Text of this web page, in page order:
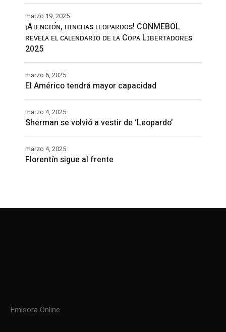
¡Aᴛᴇɴᴄɪᴏ́ɴ, ʜɪɴᴄʜᴀs ʟᴇᴏᴘᴀʀᴅᴏs! CONMEBOL
ʀᴇᴠᴇʟᴀ ᴇʟ ᴄᴀʟᴇɴᴅᴀʀɪᴏ ᴅᴇ ʟᴀ Cᴏᴘᴀ Lɪʙᴇʀᴛᴀᴅᴏʀᴇs
2025
marzo 19, 2025
El Américo tendrá mayor capacidad
marzo 6, 2025
Sherman se volvió a vestir de ‘Leopardo’
marzo 4, 2025
Florentín sigue al frente
marzo 4, 2025
Emisora Online